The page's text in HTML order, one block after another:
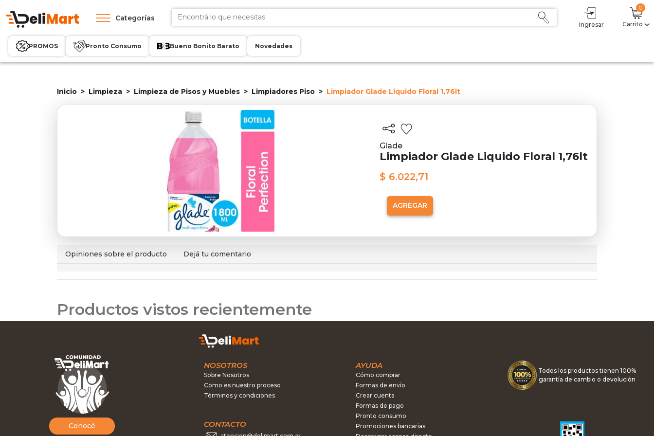
Categorías
Ingresar
0
Carrito
PROMOS Pronto Consumo Bueno Bonito Barato Novedades
Inicio Limpieza Limpieza de Pisos y Muebles Limpiadores Piso Limpiador Glade Liquido Floral 1,76lt
Glade
Limpiador Glade Liquido Floral 1,76lt
$ 6.022,71
AGREGAR
Opiniones sobre el producto Dejá tu comentario
Productos vistos recientemente
Conocé
NOSOTROS
Sobre Nosotros
Como es nuestro proceso
Términos y condiciones
CONTACTO
AYUDA
Cómo comprar
Formas de envío
Crear cuenta
Formas de pago
Pronto consumo
Promociones bancarias
Todos los productos tienen 100%
garantía de cambio o devolución